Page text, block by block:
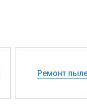
Ремонт